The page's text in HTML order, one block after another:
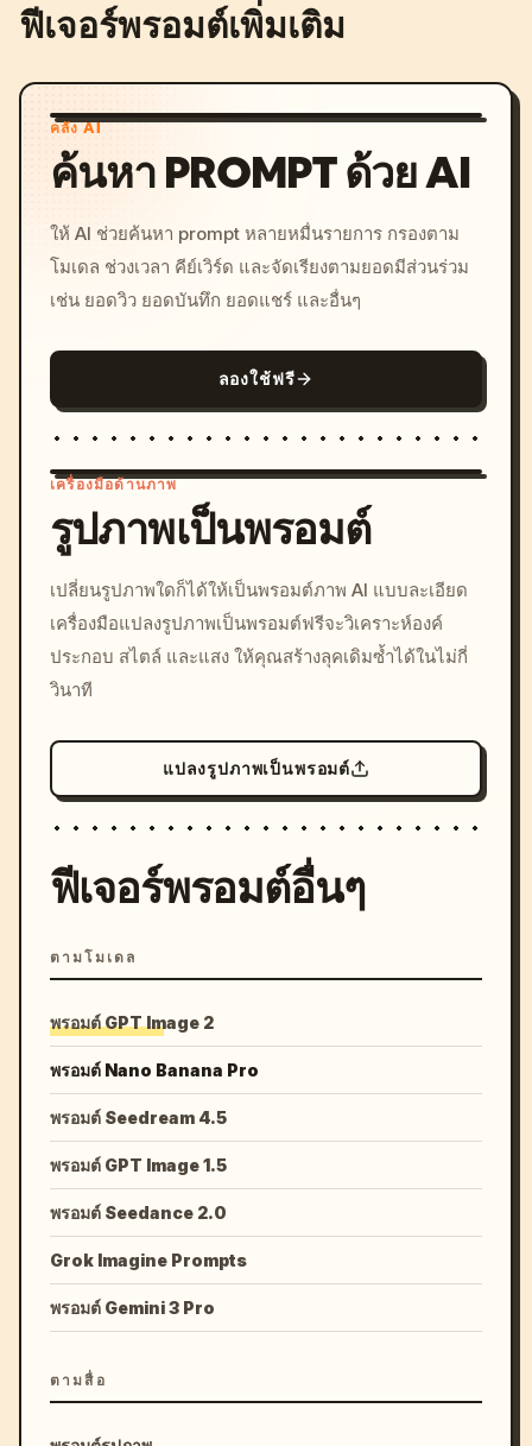
ฟีเจอร์พรอมต์เพิ่มเติม
คลัง AI
ค้นหา PROMPT ด้วย AI
ให้ AI ช่วยค้นหา prompt หลายหมื่นรายการ กรองตาม
โมเดล ช่วงเวลา คีย์เวิร์ด และจัดเรียงตามยอดมีส่วนร่วม
เช่น ยอดวิว ยอดบันทึก ยอดแชร์ และอื่นๆ
ลองใช้ฟรี
c, cyberpunk sunset, neon
colors, 8k --v 6.0
เครื่องมือด้านภาพ
รูปภาพเป็นพรอมต์
เปลี่ยนรูปภาพใดก็ได้ให้เป็นพรอมต์ภาพ AI แบบละเอียด
เครื่องมือแปลงรูปภาพเป็นพรอมต์ฟรีจะวิเคราะห์องค์
ประกอบ สไตล์ และแสง ให้คุณสร้างลุคเดิมซ้ำได้ในไม่กี่
วินาที
แปลงรูปภาพเป็นพรอมต์
ฟีเจอร์พรอมต์อื่นๆ
ตามโมเดล
พรอมต์ GPT Image 2
พรอมต์ Nano Banana Pro
พรอมต์ Seedream 4.5
พรอมต์ GPT Image 1.5
พรอมต์ Seedance 2.0
Grok Imagine Prompts
พรอมต์ Gemini 3 Pro
ตามสื่อ